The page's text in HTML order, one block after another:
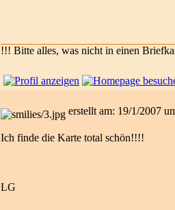
!!! Bitte alles, was nicht in einen
erstellt am: 19/1/2007
Ich finde die Karte total schön!!!!
LG